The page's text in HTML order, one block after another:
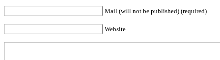
Mail (will not be published) (required)
Website